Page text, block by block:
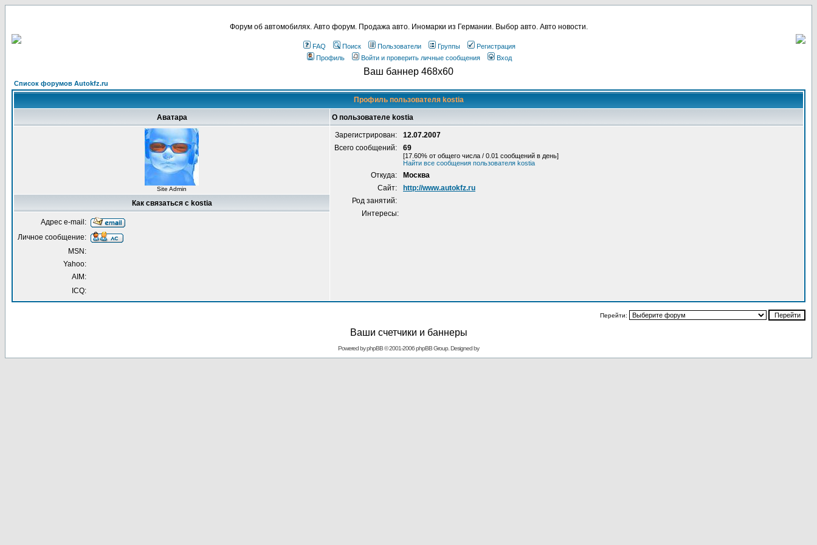
Форум об автомобилях. Авто форум. Продажа авто. Иномарки из Германии. Выбор авто. Авто новости.
FAQ Поиск Пользователи Группы
Регистрация
Профиль
Войти и проверить личные сообщения Вход
Ваш баннер 468x60
Список форумов Autokfz.ru
Профиль пользователя kostia
Аватара О пользователе kostia
Site Admin
Зарегистрирован:
12.07.2007
Всего сообщений:
69
[17.60% от общего числа / 0.01 сообщений в день]
Найти все сообщения пользователя kostia
Откуда:
Москва
Сайт:
http://www.autokfz.ru
Род занятий:
Интересы:
Как связаться с kostia
Адрес e-mail:
Личное сообщение:
MSN:
Yahoo:
AIM:
ICQ:
Перейти:
Ваши счетчики и баннеры
Powered byphpBB© 2001-2006 phpBB Group. Designed by